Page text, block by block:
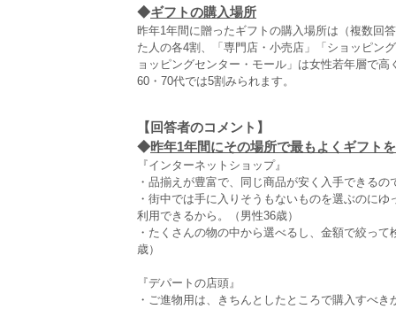
◆ギフトの購入場所
昨年1年間に贈ったギフトの購入場所は（複数回
た人の各4割、「専門店・小売店」「ショッピン
ョッピングセンター・モール」は女性若年層で
60・70代では5割みられます。
【回答者のコメント】
◆昨年1年間にその場所で最もよくギフト
『インターネットショップ』
・品揃えが豊富で、同じ商品が安く入手できるの
・街中では手に入りそうもないものを選ぶのに
利用できるから。（男性36歳）
・たくさんの物の中から選べるし、金額で絞っ
歳）
『デパートの店頭』
・ご進物用は、きちんとしたところで購入すべ